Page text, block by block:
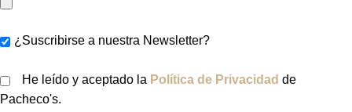
¿Suscribirse a nuestra Newsletter?
He leído y aceptado la Política de Privacidad de
Pacheco's.